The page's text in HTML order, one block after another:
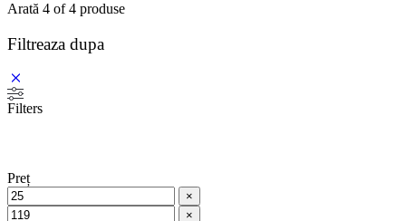
Arată 4 of4 produse
Filtreaza dupa
Filters
Preț
×
×